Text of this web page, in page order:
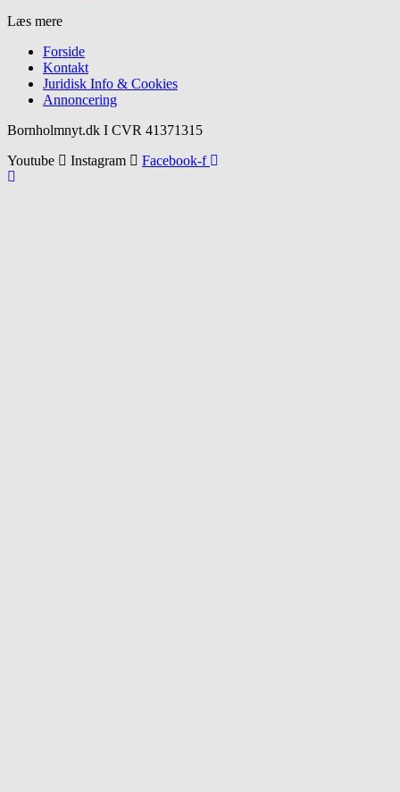
Læs mere
Forside
Kontakt
Juridisk Info & Cookies​
Annoncering
Bornholmnyt.dk I CVR 41371315
Youtube
Instagram Facebook-f